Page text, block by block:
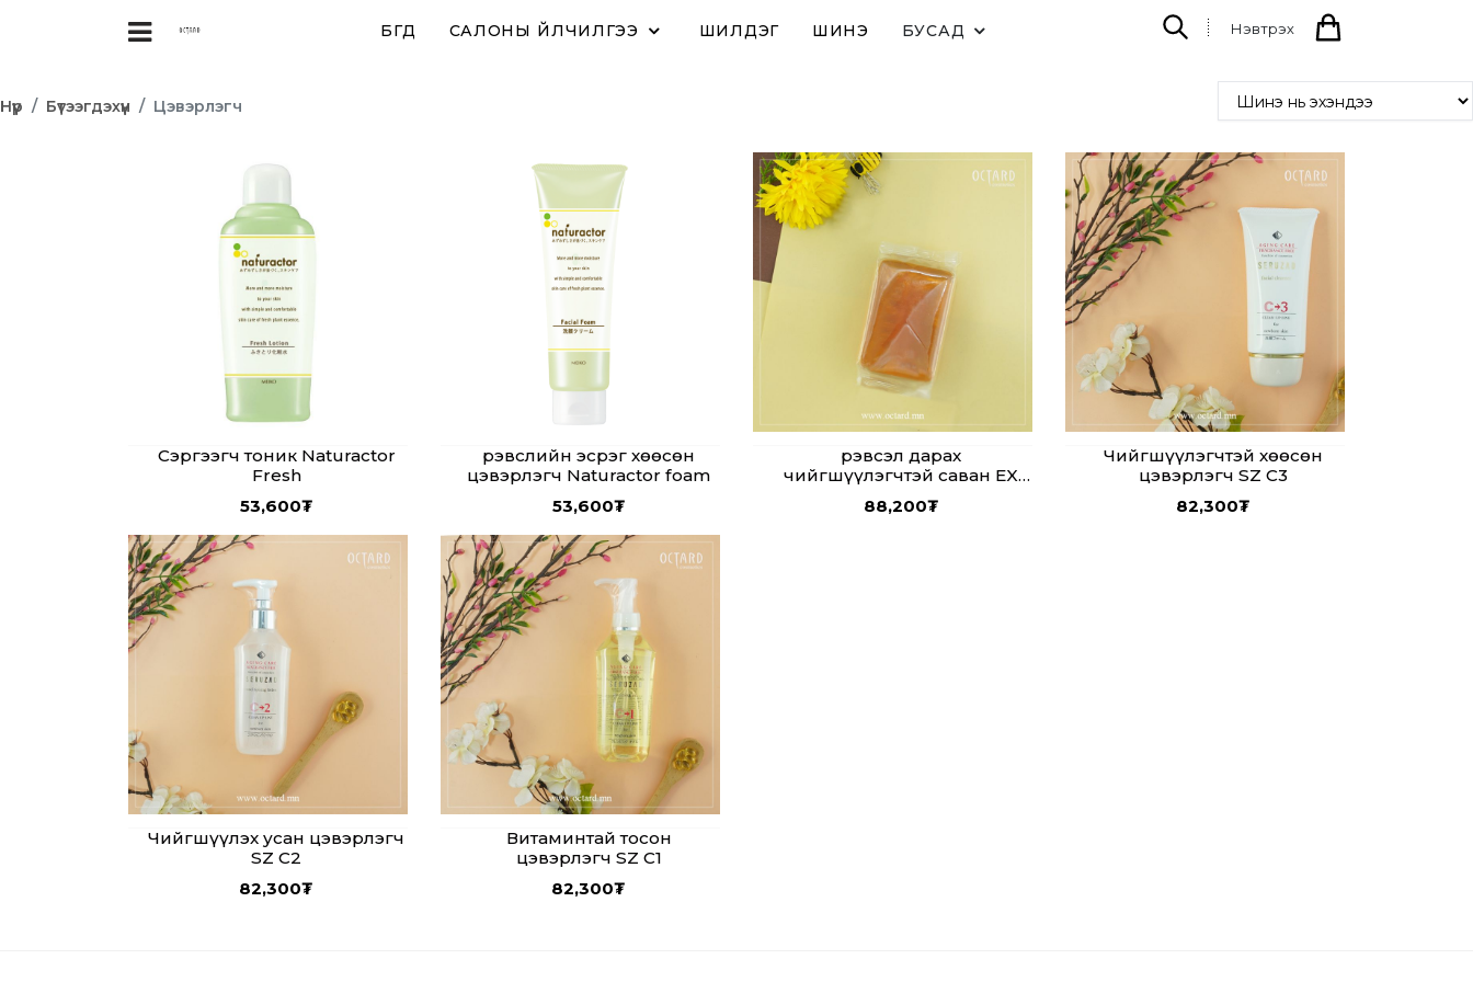
БҮГД САЛОНЫ ҮЙЛЧИЛГЭЭ ШИЛДЭГ ШИНЭ БУСАД Нэвтрэх
Нүүр Бүтээгдэхүүн Цэвэрлэгч
Сэргээгч тоник Naturactor
Fresh
53,600₮
Үрэвслийн эсрэг хөөсөн
цэвэрлэгч Naturactor foam
53,600₮
Үрэвсэл дарах
чийгшүүлэгчтэй саван EX
SAVON
88,200₮
Чийгшүүлэгчтэй хөөсөн
цэвэрлэгч SZ C3
82,300₮
Чийгшүүлэх усан цэвэрлэгч
SZ C2
82,300₮
Витаминтай тосон
цэвэрлэгч SZ C1
82,300₮